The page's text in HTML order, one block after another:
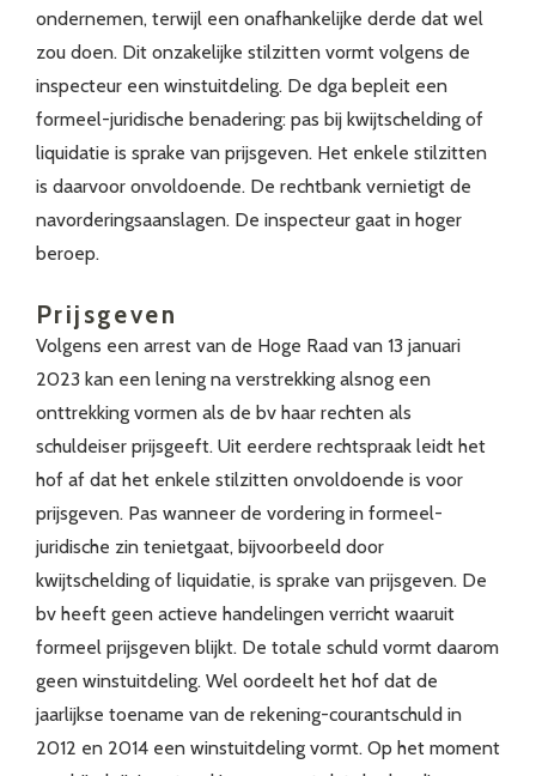
ondernemen, terwijl een onafhankelijke derde dat wel
zou doen. Dit onzakelijke stilzitten vormt volgens de
inspecteur een winstuitdeling. De dga bepleit een
formeel-juridische benadering: pas bij kwijtschelding of
liquidatie is sprake van prijsgeven. Het enkele stilzitten
is daarvoor onvoldoende. De rechtbank vernietigt de
navorderingsaanslagen. De inspecteur gaat in hoger
beroep.
Prijsgeven
Volgens een arrest van de Hoge Raad van 13 januari
2023 kan een lening na verstrekking alsnog een
onttrekking vormen als de bv haar rechten als
schuldeiser prijsgeeft. Uit eerdere rechtspraak leidt het
hof af dat het enkele stilzitten onvoldoende is voor
prijsgeven. Pas wanneer de vordering in formeel-
juridische zin tenietgaat, bijvoorbeeld door
kwijtschelding of liquidatie, is sprake van prijsgeven. De
bv heeft geen actieve handelingen verricht waaruit
formeel prijsgeven blijkt. De totale schuld vormt daarom
geen winstuitdeling. Wel oordeelt het hof dat de
jaarlijkse toename van de rekening-courantschuld in
2012 en 2014 een winstuitdeling vormt. Op het moment